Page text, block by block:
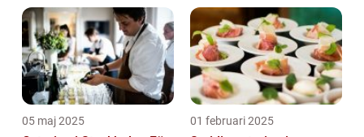
05 maj 2025 01 februari 2025